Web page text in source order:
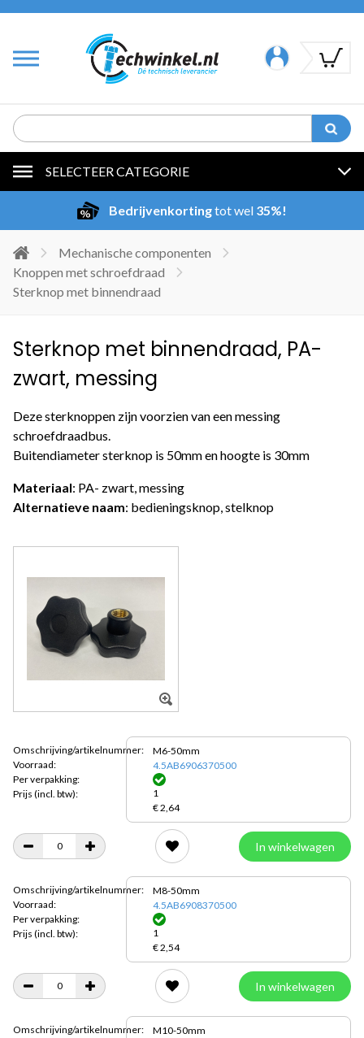
SELECTEER CATEGORIE
Bedrijvenkortingtot wel 35%!
Mechanische componenten
Knoppen met schroefdraad
Sterknop met binnendraad
Sterknop met binnendraad, PA-
zwart, messing
Deze sterknoppen zijn voorzien van een messing
schroefdraadbus.
Buitendiameter sterknop is 50mm en hoogte is 30mm
Materiaal: PA- zwart, messing
Alternatieve naam: bedieningsknop, stelknop
Omschrijving/artikelnummer:
Voorraad:
Per verpakking:
Prijs (incl. btw):
M6-50mm
4.5AB6906370500
1
€ 2,64
In winkelwagen
Omschrijving/artikelnummer:
Voorraad:
Per verpakking:
Prijs (incl. btw):
M8-50mm
4.5AB6908370500
1
€ 2,54
In winkelwagen
Omschrijving/artikelnummer:
M10-50mm